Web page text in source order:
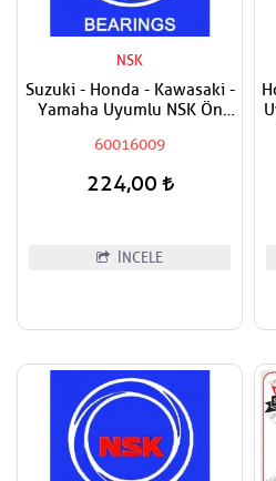
NSK
Suzuki - Honda - Kawasaki -
Yamaha Uyumlu NSK Ön
Arka Teker Sağ - Arka Teker
Sol Rulmanı - Bilyası
60016009
224,00
İNCELE